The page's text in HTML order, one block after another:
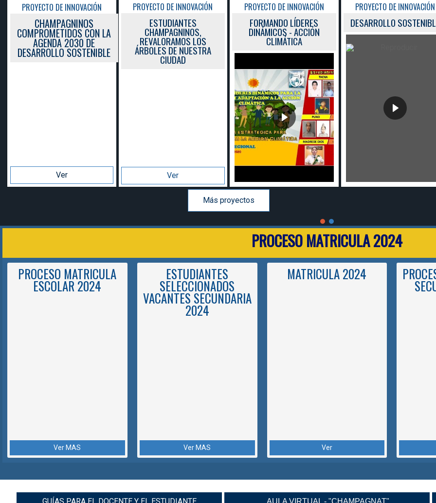
PROYECTO DE INNOVACIÓN
CHAMPAGNINOS
COMPROMETIDOS CON LA
AGENDA 2030 DE
DESARROLLO SOSTENIBLE
Ver
PROYECTO DE INNOVACIÓN
ESTUDIANTES
CHAMPAGNINOS,
REVALORAMOS LOS
ÁRBOLES DE NUESTRA
CIUDAD
Ver
PROYECTO DE INNOVACIÓN
FORMANDO LÍDERES
DINÁMICOS - ACCIÓN
CLIMÁTICA
PROYECTO DE INNOVACIÓN
DESARROLLO
Más proyectos
PROCESO MATRICULA 2024
PROCESO MATRICULA
ESCOLAR 2024
Ver MAS
ESTUDIANTES
SELECCIONADOS
VACANTES SECUNDARIA
2024
Ver MAS
MATRICULA 2024
Ver
GUÍAS PARA EL DOCENTE Y EL ESTUDIANTE AULA VIRTUAL - "CHAMPAGNAT"